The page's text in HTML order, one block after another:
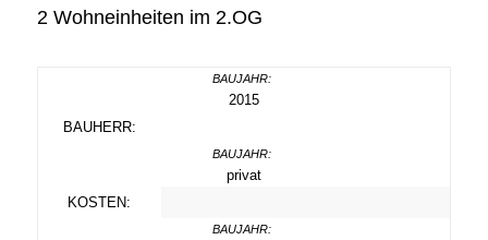
2 Wohneinheiten im 2.OG
2015
BAUHERR:
privat
KOSTEN: